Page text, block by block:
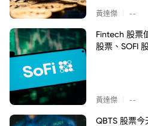
黃達傑 --
Fintech 股票
股票、SOFI
黃達傑 --
QBTS 股票今